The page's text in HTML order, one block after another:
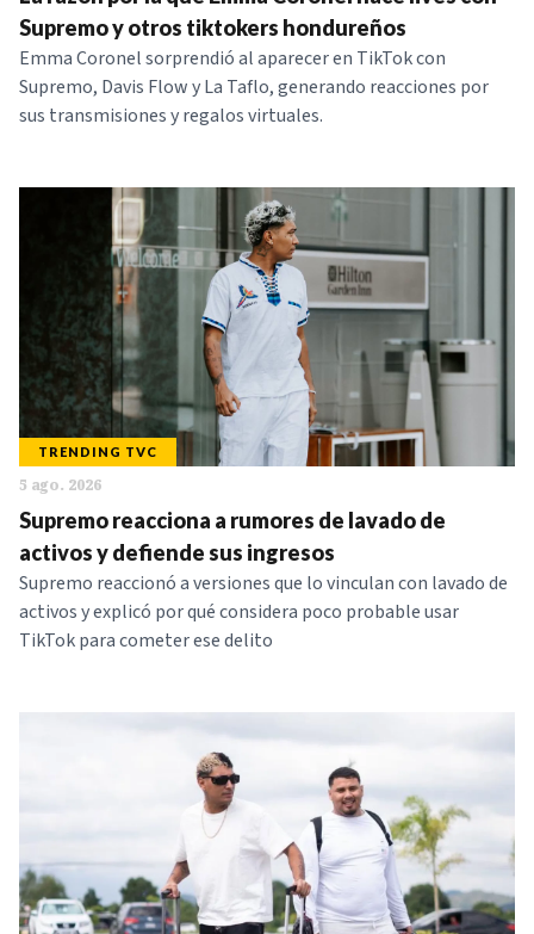
NOTICIAS
SERIES
Supremo y otros tiktokers hondureños
Emma Coronel sorprendió al aparecer en TikTok con
Supremo, Davis Flow y La Taflo, generando reacciones por
sus transmisiones y regalos virtuales.
TRENDING TVC
5 ago. 2026
Supremo reacciona a rumores de lavado de
activos y defiende sus ingresos
Supremo reaccionó a versiones que lo vinculan con lavado de
activos y explicó por qué considera poco probable usar
TikTok para cometer ese delito